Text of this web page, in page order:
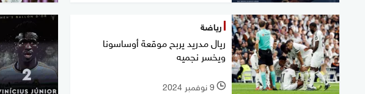
رياضة
ريال مدريد يربح موقعة أوساسونا
ويخسر نجميه
l 9 نوفمبر 2024